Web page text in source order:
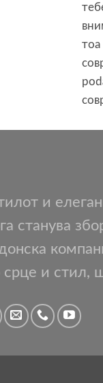
и
станува
срце и стил,